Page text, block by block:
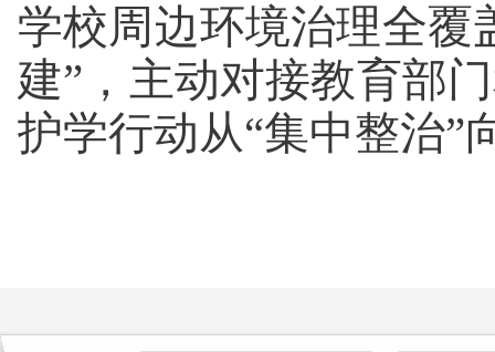
学校周边环境治理全覆
建”，主动对接教育部
护学行动从“集中整治”